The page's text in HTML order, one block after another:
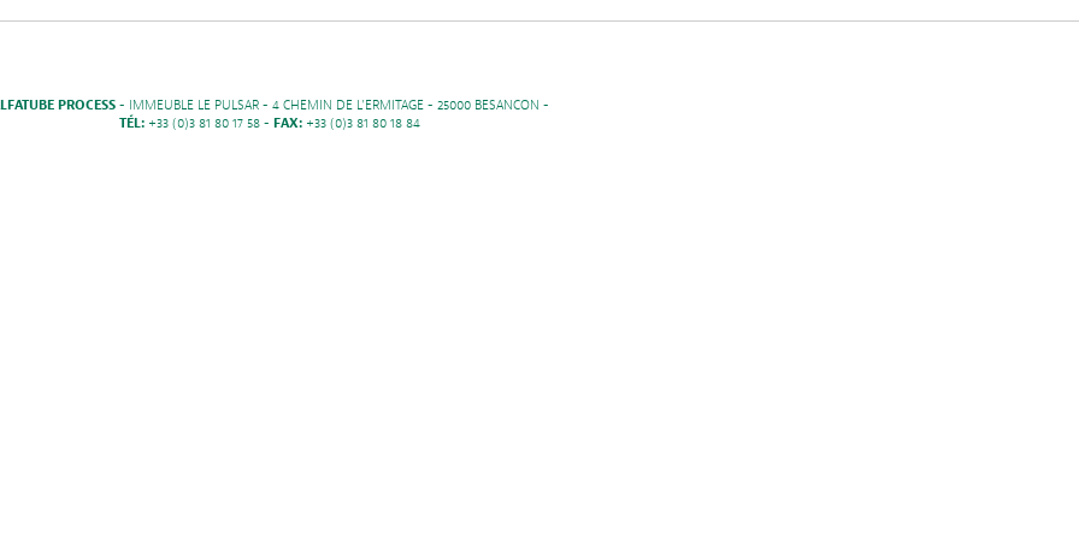
PROCESS- IMMEUBLE LE PULSAR - 4 CHEMIN DE L'ERMITAGE - 25000 BESANCON -
TÉL: +33 (0)3 81 80 17 58 - FAX: +33 (0)3 81 80 18 84